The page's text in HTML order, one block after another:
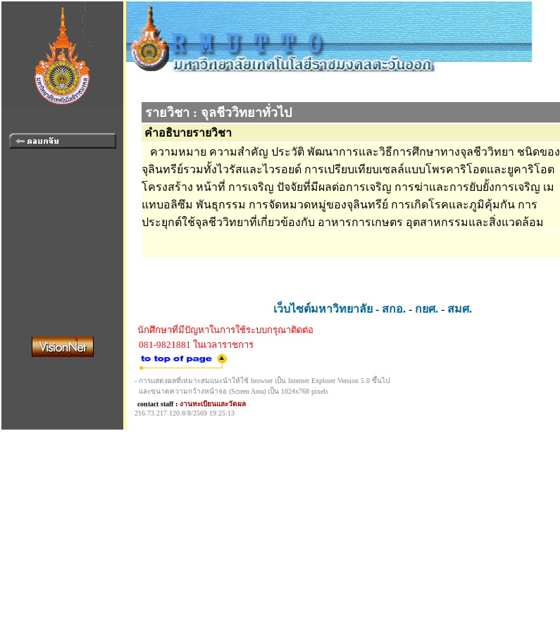
รายวิชา : จุลชีววิทยาทั่วไป
คำอธิบายรายวิชา
ความหมาย ความสำคัญ ประวัติ พัฒนาการและวิธีการศึกษาทางจุลชีววิทยา ชนิดของ
จุลินทรีย์รวมทั้งไวรัสและไวรอยด์ การเปรียบเทียบเซลล์แบบโพรคาริโอตและยูคาริโอต
โครงสร้าง หน้าที่ การเจริญ ปัจจัยที่มีผลต่อการเจริญ การฆ่าและการยับยั้งการเจริญ เม
แทบอลิซึม พันธุกรรม การจัดหมวดหมู่ของจุลินทรีย์ การเกิดโรคและภูมิคุ้มกัน การ
ประยุกต์ใช้จุลชีววิทยาที่เกี่ยวข้องกับ อาหารการเกษตร อุตสาหกรรมและสิ่งแวดล้อม
เว็บไซต์มหาวิทยาลัย - สกอ. - กยศ. - สมศ.
นักศึกษาที่มีปัญหาในการใช้ระบบกรุณาติดต่อ
081-9821881 ในเวลาราชการ
- การแสดงผลที่เหมาะสมแนะนำให้ใช้ browser เป็น Internet Explorer Version 5.0 ขึ้นไป
และขนาดความกว้างหน้าจอ (Screen Area) เป็น 1024x768 pixels
contact staff : งานทะเบียนและวัดผล
216.73.217.120:8/8/2569 19:25:13